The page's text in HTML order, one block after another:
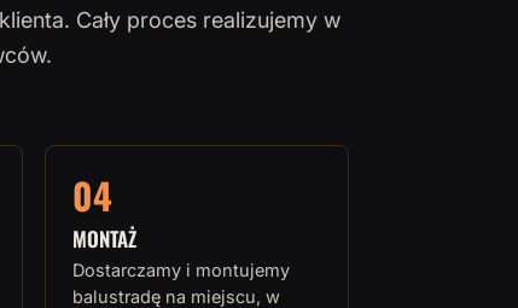
Cały proces realizujemy w
04
MONTAŻ
Dostarczamy i montujemy
balustradę na miejscu, w